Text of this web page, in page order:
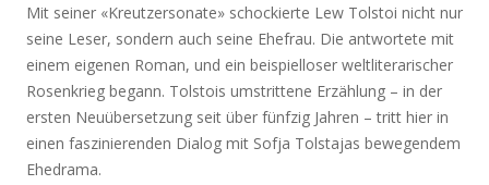
Mit seiner «Kreutzersonate» schockierte Lew Tolstoi nicht nur
seine Leser, sondern auch seine Ehefrau. Die antwortete mit
einem eigenen Roman, und ein beispielloser weltliterarischer
Rosenkrieg begann. Tolstois umstrittene Erzählung – in der
ersten Neuübersetzung seit über fünfzig Jahren – tritt hier in
einen faszinierenden Dialog mit Sofja Tolstajas bewegendem
Ehedrama.